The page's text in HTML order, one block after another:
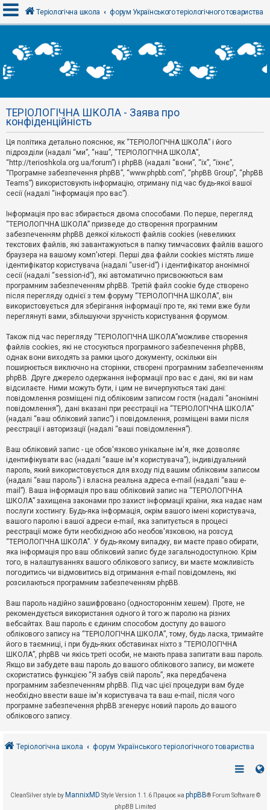
х
і
Р
е
с
т
р
а
ц
і
я
Т
е
м
и
б
е
з
в
і
д
о
і
д
е
й
А
т
и
в
е
м
и
П
о
ш
у
Д
о
м
о
г
Теріологічна школа форум Українського теріологічного товариства
ТЕРІОЛОГІЧНА ШКОЛА - Заява про
конфіденційність
Ця політика детально пояснює, як “ТЕРІОЛОГІЧНА ШКОЛА” і його
підрозділи (надалі “ми”, “наш”, “ТЕРІОЛОГІЧНА ШКОЛА”,
“http://terioshkola.org.ua/forum”) і phpBB (надалі “вони”, “їх”, “їхнє”,
“Програмне забезпечення phpBB”, “www.phpbb.com”, “phpBB Group”, “phpBB
Teams”) використовують інформацію, отриману під час будь-якої вашої
сесії (надалі “інформація про вас”).
Інформація про вас збирається двома способами. По перше, перегляд
“ТЕРІОЛОГІЧНА ШКОЛА” призведе до створення програмним
забезпеченням phpBB деякої кількості файлів cookies (невеликих
текстових файлів, які завантажуються в папку тимчасових файлів вашого
браузера на вашому комп'ютері. Перші два файли cookies містять лише
ідентифікатор користувача (надалі “user-id”) і ідентифікатор анонімної
сесії (надалі “session-id”), які автоматично присвоюються вам
програмним забезпеченням phpBB. Третій файл cookie буде створено
після перегляду однієї з тем форуму “ТЕРІОЛОГІЧНА ШКОЛА”, він
використовується для зберігання інформації про те, які теми вже були
переглянуті вами, збільшуючи зручність користування форумом.
Також під час перегляду “ТЕРІОЛОГІЧНА ШКОЛА”можливе створення
файлів cookies, які не стосуються програмного забезпечення phpBB,
однак вони виходять за рамки цього документу, оскільки він
поширюється виключно на сторінки, створені програмним забезпеченням
phpBB. Друге джерело одержання інформації про вас є дані, які ви нам
відсилаєте. Ними можуть бути, і цим не вичерпуються такі дані:
повідомлення розміщені під обліковим записом гостя (надалі “анонімні
повідомлення”), дані вказані при реєстрації на “ТЕРІОЛОГІЧНА ШКОЛА”
(надалі “ваш обліковий запис”) і повідомлення, розміщені вами після
реєстрації і авторизації (надалі “ваші повідомлення”).
Ваш обліковий запис - це обов'язково унікальне ім'я, яке дозволяє
ідентифікувати вас (надалі “ваше ім'я користувача”), індивідуальний
пароль, який використовується для входу під вашим обліковим записом
(надалі “ваш пароль”) і власна реальна адреса e-mail (надалі “ваш e-
mail”). Ваша інформація про ваш обліковий запис на “ТЕРІОЛОГІЧНА
ШКОЛА” захищена законами про захист інформації країни, яка надає нам
послуги хостингу. Будь-яка інформація, окрім вашого імені користувача,
вашого паролю і вашої адреси e-mail, яка запитується в процесі
реєстрації може бути необхідною або необов'язковою, на розсуд
“ТЕРІОЛОГІЧНА ШКОЛА”. У будь-якому випадку, ви маєте право обирати,
яка інформація про ваш обліковий запис буде загальнодоступною. Крім
того, в налаштуваннях вашого облікового запису, ви маєте можливість
погодитись чи відмовитись від отримання e-mail повідомлень, які
розсилаються програмним забезпеченням phpBB.
Ваш пароль надійно зашифровано (одностороннім хешем). Проте, не
рекомендується використання одного й того ж паролю на різних
вебсайтах. Ваш пароль є єдиним способом доступу до вашого
облікового запису на “ТЕРІОЛОГІЧНА ШКОЛА”, тому, будь ласка, тримайте
його в таємниці, і при будь-яких обставинах ніхто з “ТЕРІОЛОГІЧНА
ШКОЛА”, phpBB чи якісь треті особи, не мають права запитати ваш пароль.
Якщо ви забудете ваш пароль до вашого облікового запису, ви можете
скористатись функцією “Я забув свій пароль”, яка передбачена
програмним забезпеченням phpBB. Під час цієї процедури вам буде
необхідно ввести ваше ім'я користувача та ваш e-mail, після чого
програмне забезпечення phpBB згенерує новий пароль до вашого
облікового запису.
Теріологічна школа форум Українського теріологічного товариства
CleanSilver style by MannixMD Style Version 1.1.6 Працює на phpBB® Forum Software ©
phpBB Limited